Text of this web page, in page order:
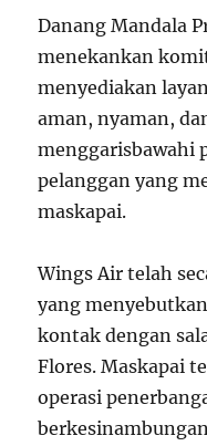
Danang Mandala
menekankan
menyediakan
aman, nyaman,
menggarisbawahi
pelanggan yang
maskapai.
Wings Air telah
yang
kontak dengan
Flores. Maskapai
operasi